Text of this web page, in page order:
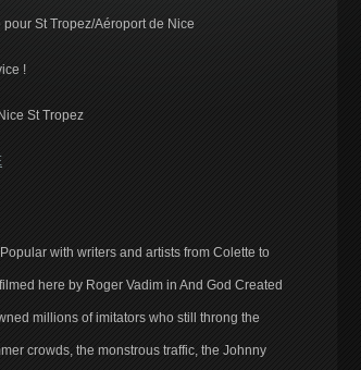
St Tropez/Aéroport de Nice
!
St Tropez
with writers and artists from Colette to
here by Roger Vadim in And God Created
millions of imitators who still throng the
crowds, the monstrous traffic, the Johnny